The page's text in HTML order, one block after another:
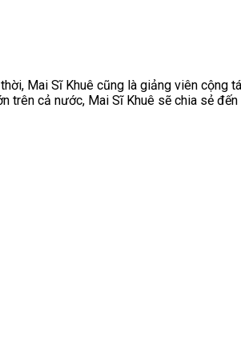
Mai Sĩ Khuê cũng là giảng viên cộng
trên cả nước, Mai Sĩ Khuê sẽ chia sẻ